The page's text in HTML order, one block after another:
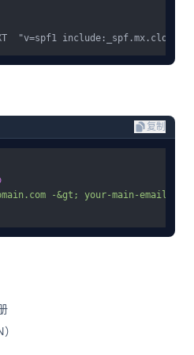
复制
-&gt; your-main-